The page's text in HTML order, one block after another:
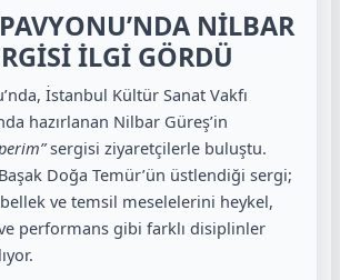
NİLBAR
İLGİ GÖRDÜ
İstanbul Kültür Sanat Vakfı
hazırlanan Nilbar Güreş’in
sergisi ziyaretçilerle buluştu.
Doğa Temür’ün üstlendiği sergi;
ve temsil meselelerini heykel,
performans gibi farklı disiplinler